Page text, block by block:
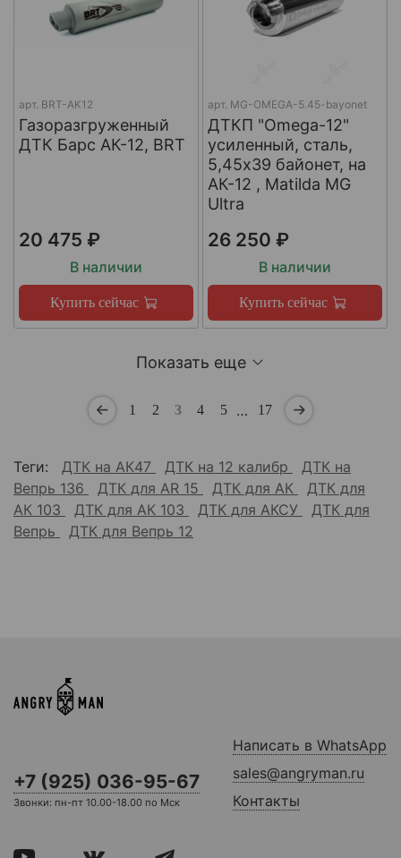
арт. BRT-AK12
Газоразгруженный
ДТК Барс АК-12, BRT
20 475 ₽
В наличии
Купить сейчас
арт. MG-OMEGA-5.45-bayonet
ДТКП "Omega-12"
усиленный, сталь,
5,45x39 байонет, на
АК-12 , Matilda MG
Ultra
26 250 ₽
В наличии
Купить сейчас
Показать еще
1 2 3 4 5 … 17
Теги: ДТК на АК47 ДТК на 12 калибр
ДТК на
Вепрь 136
ДТК для AR 15 ДТК для АК
ДТК для
АК 103
ДТК для АК 103 ДТК для АКСУ
ДТК для
Вепрь
ДТК для Вепрь 12
+7 (925) 036-95-67
Звонки: пн-пт 10.00-18.00 по Мск
Написать в WhatsApp
sales@angryman.ru
Контакты